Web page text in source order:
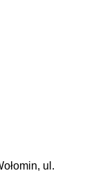
ul.